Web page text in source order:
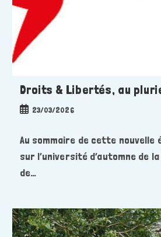
Droits & Libertés, au
Publication
23/03/2026
Au sommaire de cette nouvelle
sur l’université d’automne de
de…